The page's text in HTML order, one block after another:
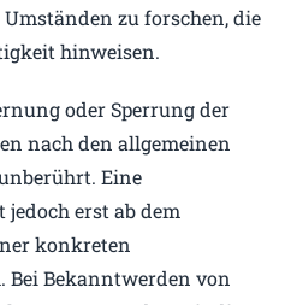
zu forschen, die
hinweisen.
oder Sperrung der
nach den allgemeinen
Eine
erst ab dem
konkreten
Bei Bekanntwerden von